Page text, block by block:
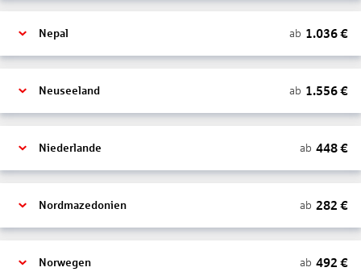
Nepal ab 1.036€
Neuseeland ab 1.556€
Niederlande ab 448€
Nordmazedonien ab 282 €
Norwegen ab 492 €